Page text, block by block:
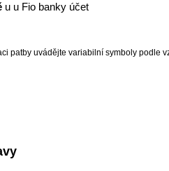
u u Fio banky účet
patby uvádějte variabilní symboly podle